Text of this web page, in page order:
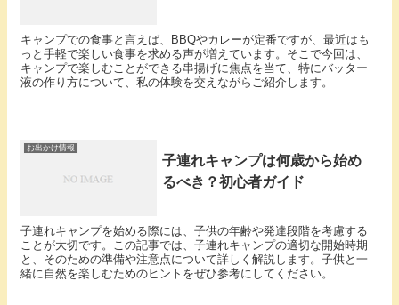
キャンプでの食事と言えば、BBQやカレーが定番ですが、最近はも
っと手軽で楽しい食事を求める声が増えています。そこで今回は、
キャンプで楽しむことができる串揚げに焦点を当て、特にバッター
液の作り方について、私の体験を交えながらご紹介します。
お出かけ情報
子連れキャンプは何歳から始め
るべき？初心者ガイド
子連れキャンプを始める際には、子供の年齢や発達段階を考慮する
ことが大切です。この記事では、子連れキャンプの適切な開始時期
と、そのための準備や注意点について詳しく解説します。子供と一
緒に自然を楽しむためのヒントをぜひ参考にしてください。